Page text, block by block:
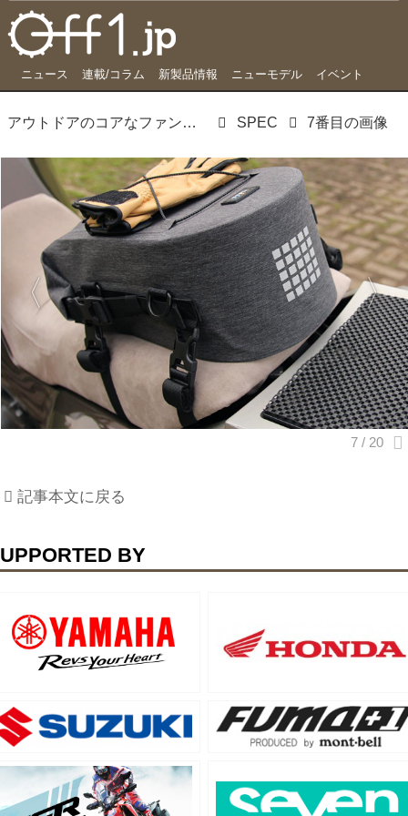
ニュース 連載/コラム 新製品情報 ニューモデル イベント
アウトドアのコアなファンが唸る…モト・ガレージブランド「TTPL」のミニマムバッグ SPEC 7番目の画像
記事本文に戻る
BY